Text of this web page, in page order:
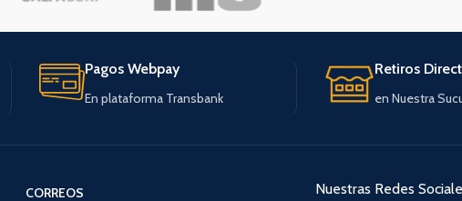
Pagos Webpay
En plataforma Transbank
Retiros
en Nuestra
CORREOS Nuestras Redes